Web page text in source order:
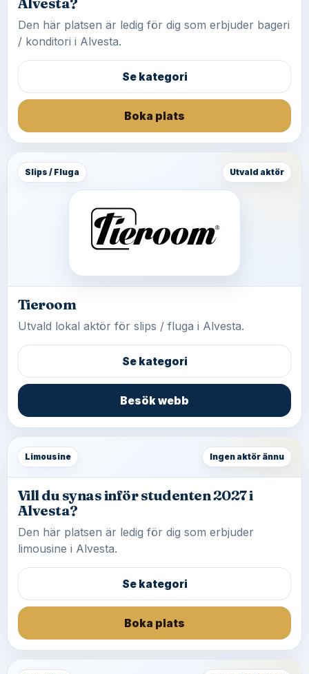
Den här platsen är ledig för dig som erbjuder bageri
/ konditori i Alvesta.
Se kategori
Boka plats
Slips / Fluga Utvald aktör
Tieroom
Utvald lokal aktör för slips / fluga i Alvesta.
Se kategori
Besök webb
Limousine Ingen aktör ännu
Vill du synas inför studenten 2027 i
Alvesta?
Den här platsen är ledig för dig som erbjuder
limousine i Alvesta.
Se kategori
Boka plats